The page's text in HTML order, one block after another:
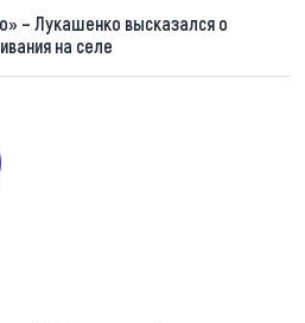
– Лукашенко высказался о
на селе